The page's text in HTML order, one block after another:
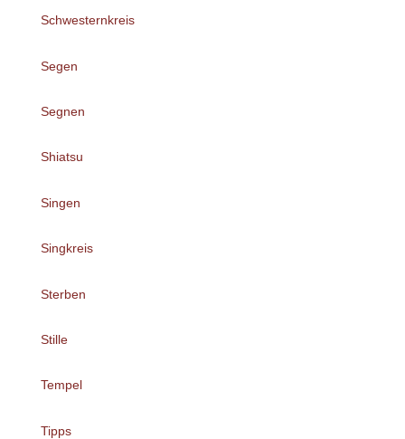
Schwesternkreis
Segen
Segnen
Shiatsu
Singen
Singkreis
Sterben
Stille
Tempel
Tipps